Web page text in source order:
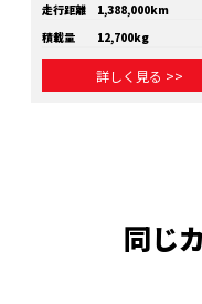
走行距離
1,388,000km
積載量
12,700kg
詳しく見る >>
同じ